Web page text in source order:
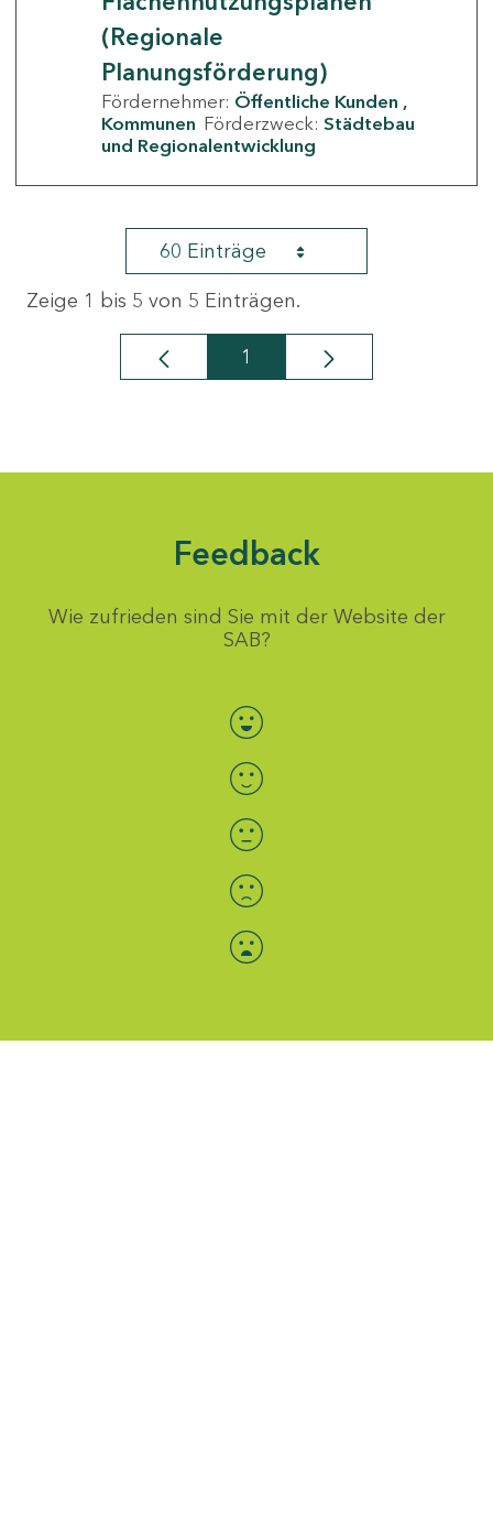
(Regionale
Planungsförderung)
Fördernehmer: Öffentliche Kunden
Kommunen Förderzweck: Städtebau
und Regionalentwicklung
60 Einträge
Zeige 1 bis 5 von 5 Einträgen.
Seite
1
Feedback
Wie zufrieden sind Sie mit der Website der
SAB?
Bewertung auswählen